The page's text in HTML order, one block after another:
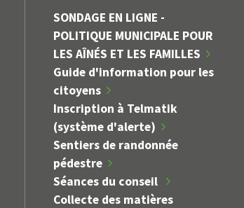
SONDAGE EN LIGNE -
POLITIQUE MUNICIPALE POUR
LES AÎNÉS ET LES FAMILLES
Guide d'information pour les
citoyens
Inscription à Telmatik
(système d'alerte)
Sentiers de randonnée
pédestre
Séances du conseil
Collecte des matières